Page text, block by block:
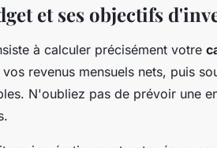
et ses objectifs
à calculer précisément votre
revenus mensuels nets, puis
N'oubliez pas de prévoir une